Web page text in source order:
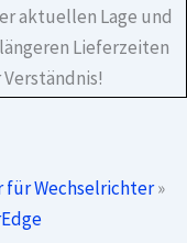
aktuellen Lage und
Lieferzeiten
für Wechselrichter»